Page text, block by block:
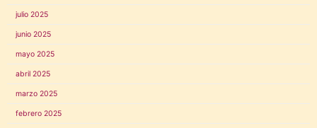
julio 2025
junio 2025
mayo 2025
abril 2025
marzo 2025
febrero 2025